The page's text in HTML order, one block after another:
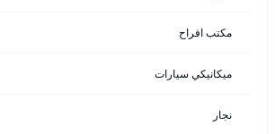
مكتب افراح
ميكانيكي سيارات
نجار